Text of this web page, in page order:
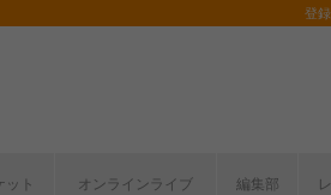
登
ット オンラインライブ 編集部